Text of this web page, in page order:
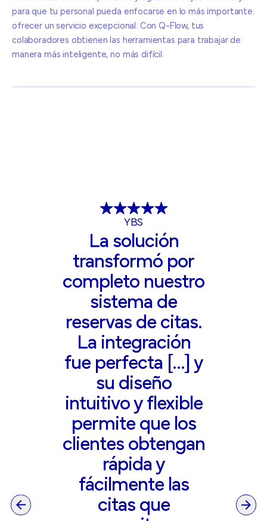
para que tu personal pueda enfocarse en lo más importante:
ofrecer un servicio excepcional. Con Q-Flow, tus
colaboradores obtienen las herramientas para trabajar de
manera más inteligente, no más difícil.
YBS
La solución
transformó por
completo nuestro
sistema de
reservas de citas.
La integración
fue perfecta […] y
su diseño
intuitivo y flexible
permite que los
clientes obtengan
rápida y
fácilmente las
citas que